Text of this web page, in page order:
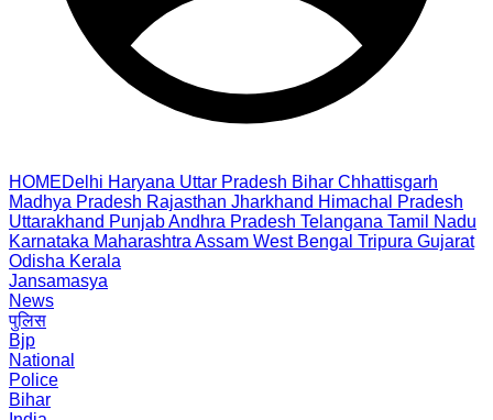
HOMEDelhi Haryana Uttar Pradesh Bihar Chhattisgarh
Madhya Pradesh Rajasthan Jharkhand Himachal Pradesh
Uttarakhand PunjabAndhra Pradesh Telangana Tamil Nadu
Karnataka Maharashtra Assam West Bengal Tripura Gujarat
Odisha Kerala
Jansamasya
News
पुलिस
Bjp
National
Police
Bihar